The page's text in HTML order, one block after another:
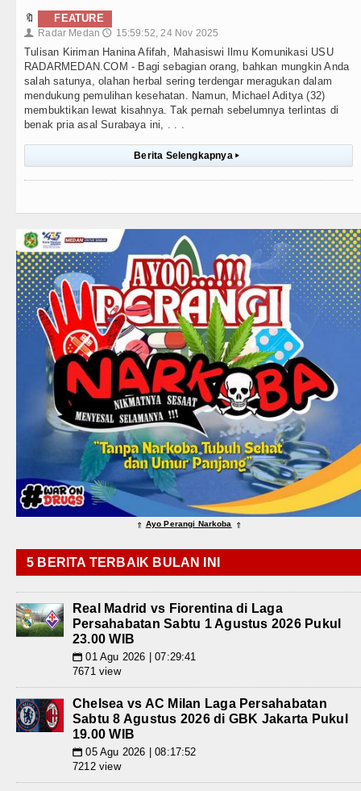
🔖 FEATURE
👤 Radar Medan 🕔 15:59:52, 24 Nov 2025
Tulisan Kiriman Hanina Afifah, Mahasiswi Ilmu Komunikasi USU
RADARMEDAN.COM - Bagi sebagian orang, bahkan mungkin Anda
salah satunya, olahan herbal sering terdengar meragukan dalam
mendukung pemulihan kesehatan. Namun, Michael Aditya (32)
membuktikan lewat kisahnya. Tak pernah sebelumnya terlintas di
benak pria asal Surabaya ini, . . .
Berita Selengkapnya ▸
⇑ Ayo Perangi Narkoba ⇑
5 BERITA TERBAIK BULAN INI
Real Madrid vs Fiorentina di Laga
Persahabatan Sabtu 1 Agustus 2026 Pukul
23.00 WIB
📅 01 Agu 2026 | 07:29:41
7671 view
Chelsea vs AC Milan Laga Persahabatan
Sabtu 8 Agustus 2026 di GBK Jakarta Pukul
19.00 WIB
📅 05 Agu 2026 | 08:17:52
7212 view